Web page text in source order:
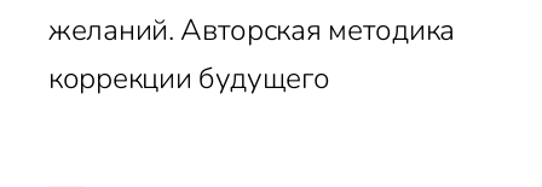
желаний. Авторская методика
коррекции будущего